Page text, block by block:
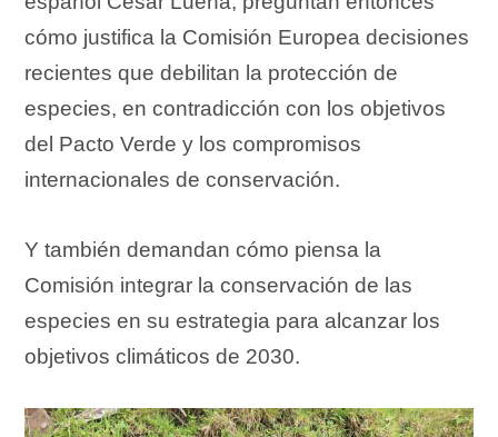
cómo justifica la Comisión Europea decisiones
recientes que debilitan la protección de
especies, en contradicción con los objetivos
del Pacto Verde y los compromisos
internacionales de conservación.
Y también demandan cómo piensa la
Comisión integrar la conservación de las
especies en su estrategia para alcanzar los
objetivos climáticos de 2030.